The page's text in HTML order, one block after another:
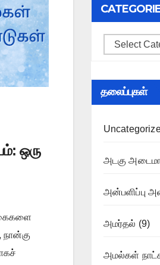
ஒரு
நான்கு
Categories
தலைப்புகள்
அடகு
அன்பளிப்பு
அமர்தல் (9)
அமல்கள்